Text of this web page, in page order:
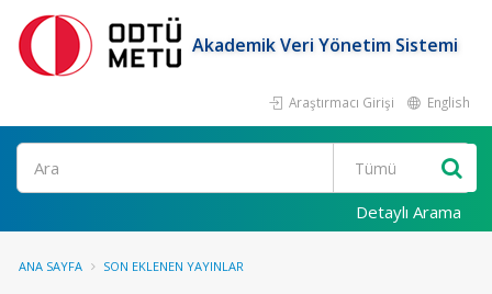
Akademik Veri Yönetim Sistemi
Araştırmacı Girişi English
Ara
Detaylı Arama
ANA SAYFA SON EKLENEN YAYINLAR